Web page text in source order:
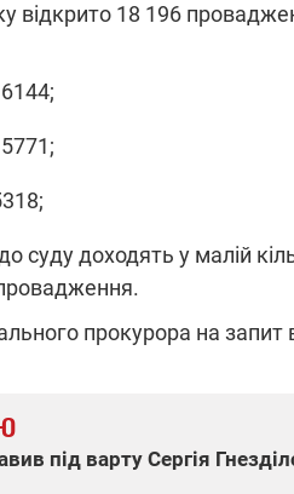
відкрито 18 196
суду доходять у малій
прокурора на
під варту Сергія